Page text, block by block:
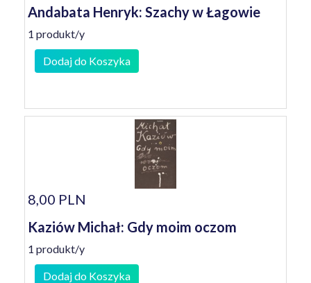
Andabata Henryk: Szachy w Łagowie
1 produkt/y
Dodaj do Koszyka
8,00 PLN
Kaziów Michał: Gdy moim oczom
1 produkt/y
Dodaj do Koszyka